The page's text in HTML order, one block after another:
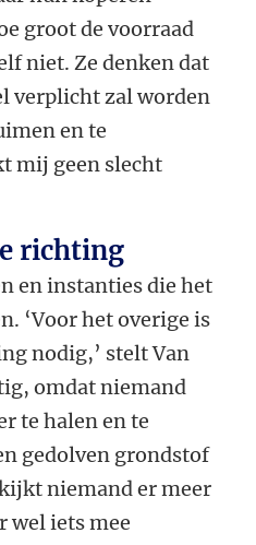
groot de voorraad
niet. Ze denken dat
verplicht zal worden
en te
mij geen slecht
richting
en instanties die het
‘Voor het overige is
nodig,’ stelt Van
omdat niemand
te halen en te
gedolven grondstof
niemand er meer
wel iets mee